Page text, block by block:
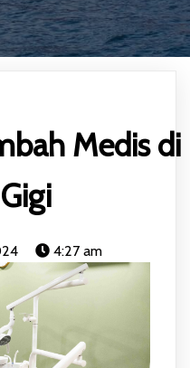
Medis di
4:27 am